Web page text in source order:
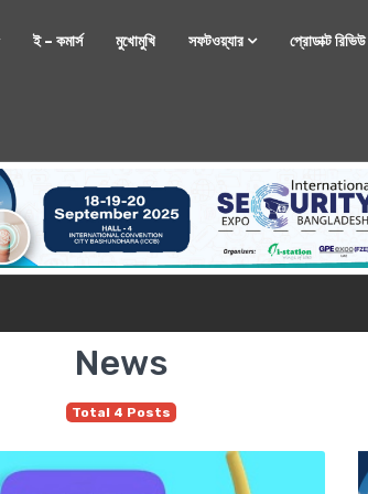
ই – কমার্স মুখোমুখি সফটওয়্যার প্রোডাক্ট রিভিউ
News
Total 4 Posts